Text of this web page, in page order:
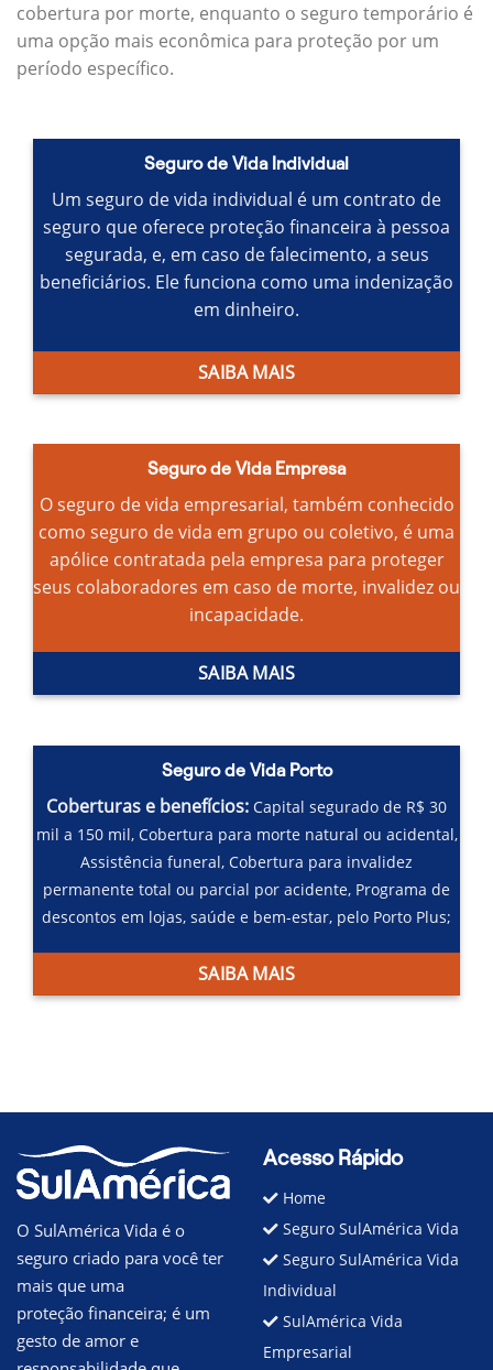
cobertura por morte, enquanto o seguro temporário é
uma opção mais econômica para proteção por um
período específico.
Seguro de Vida Individual
Um seguro de vida individual é um contrato de
seguro que oferece proteção financeira à pessoa
segurada, e, em caso de falecimento, a seus
beneficiários. Ele funciona como uma indenização
em dinheiro.
SAIBA MAIS
Seguro de Vida Empresa
O seguro de vida empresarial, também conhecido
como seguro de vida em grupo ou coletivo, é uma
apólice contratada pela empresa para proteger
seus colaboradores em caso de morte, invalidez ou
incapacidade.
SAIBA MAIS
Seguro de Vida Porto
Coberturas e benefícios: Capital segurado de R$ 30
mil a 150 mil, Cobertura para morte natural ou acidental,
Assistência funeral,Cobertura para invalidez
permanente total ou parcial por acidente, Programa de
descontos em lojas, saúde e bem-estar, pelo Porto Plus;
SAIBA MAIS
O SulAmérica Vida é o
seguro criado para você ter
mais que uma
proteção financeira; é um
gesto de amor e
Acesso Rápido
Home
Seguro SulAmérica Vida
Seguro SulAmérica Vida
Individual
SulAmérica Vida
Empresarial